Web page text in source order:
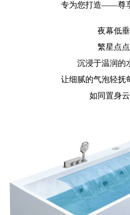
专为您打造——尊
夜幕低垂
繁星点点
沉浸于温润的
让细腻的气泡轻抚
如同置身